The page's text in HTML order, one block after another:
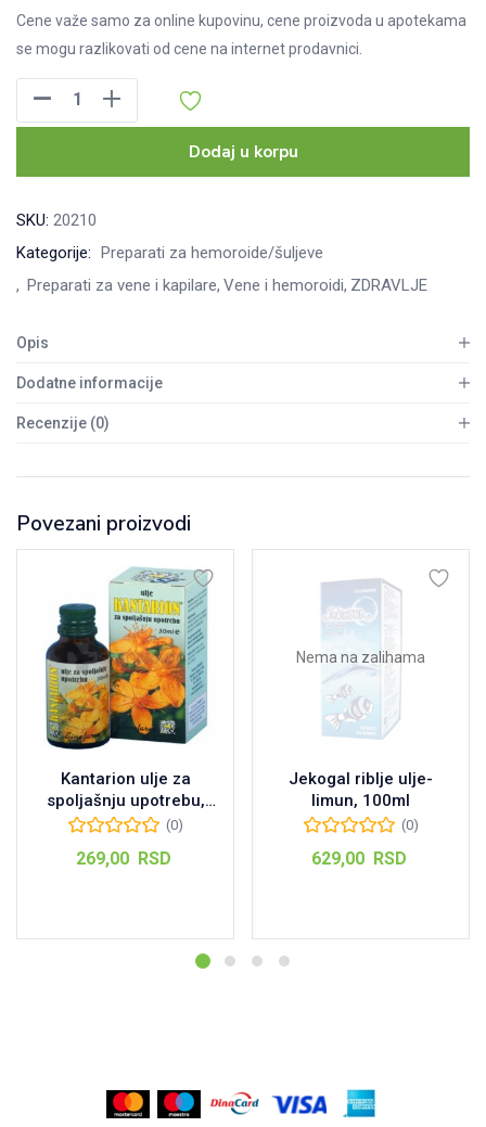
Cene važe samo za online kupovinu, cene proizvoda u apotekama
se mogu razlikovati od cene na internet prodavnici.
plus
30
Dodaj u korpu
SKU: 20210
Kategorije: Preparati za hemoroide/šuljeve
Preparati za vene i kapilare Vene i hemoroidi ZDRAVLJE
Opis
Dodatne informacije
Recenzije (0)
Povezani proizvodi
Kantarion ulje za
spoljašnju upotrebu,
30ml
(0)
269,00 RSD
Nema na zalihama
Jekogal riblje ulje-
limun, 100ml
(0)
629,00 RSD